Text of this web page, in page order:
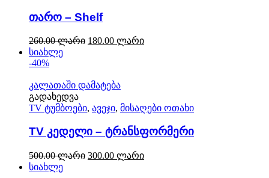
თარო – Shelf
260.00ლარი 180.00 ლარი
სიახლე
-40%
კალათაში დამატება
გადახედვა
TV ტუმბოები, ავეჯი, მისაღები ოთახი
TV კედელი – ტრანსფორმერი
500.00ლარი 300.00 ლარი
სიახლე